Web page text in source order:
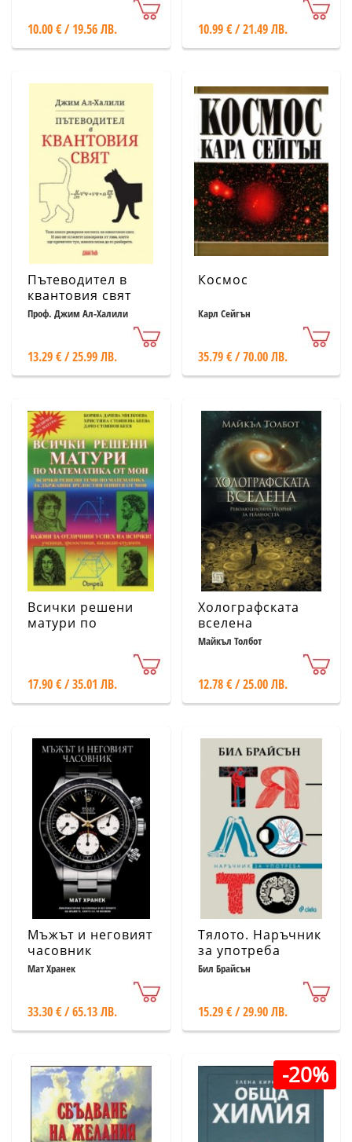
10.00 € / 19.56 ЛВ. 10.99 € / 21.49 ЛВ.
Пътеводител в
квантовия свят
Проф. Джим Ал-Халили
13.29 € / 25.99 ЛВ.
Космос
Карл Сейгън
35.79 € / 70.00 ЛВ.
Всички решени
матури по
МОН + 2 притурки
17.90 € / 35.01 ЛВ.
Холографската
вселена
Майкъл Толбот
12.78 € / 25.00 ЛВ.
Мъжът и неговият
часовник
Мат Хранек
33.30 € / 65.13 ЛВ.
Тялото. Наръчник
за употреба
Бил Брайсън
15.29 € / 29.90 ЛВ.
-20%